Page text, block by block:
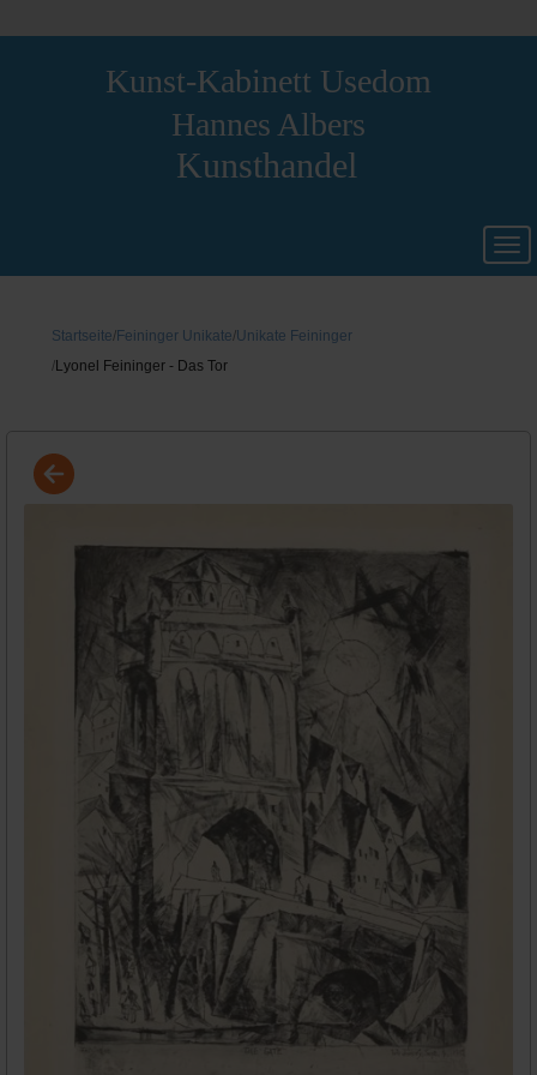
Kunst-Kabinett Usedom
Hannes Albers
Kunsthandel
Startseite Feininger Unikate Unikate Feininger
Lyonel Feininger - Das Tor